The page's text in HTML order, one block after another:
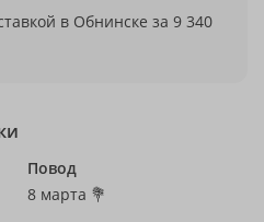
в Обнинске за 9 340
Повод
8 марта 💐